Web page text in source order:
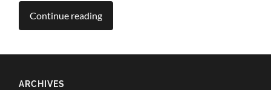
Continue reading
ARCHIVES